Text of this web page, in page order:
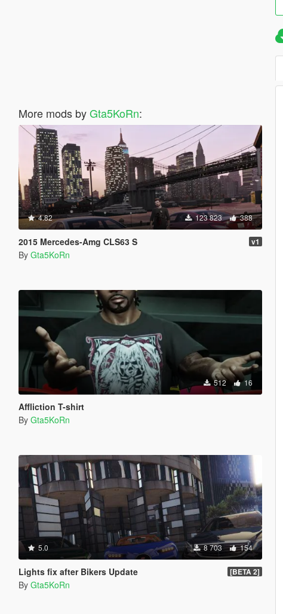
More mods byGta5KoRn:
4.82 123 823 388
2015 Mercedes-Amg CLS63 S v1
By Gta5KoRn
512 16
Affliction T-shirt
By Gta5KoRn
5.0 8 703 154
Lights fix after Bikers Update [BETA 2]
By Gta5KoRn